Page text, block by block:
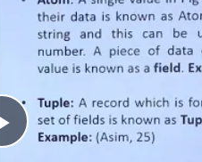
Play